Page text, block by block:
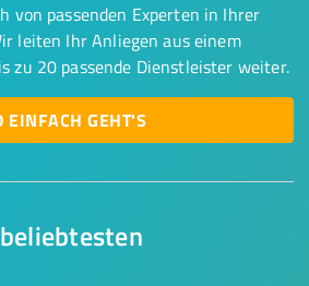
von passenden Experten in Ihrer
leiten Ihr Anliegen aus einem
zu 20 passende Dienstleister weiter.
EINFACH GEHT'S